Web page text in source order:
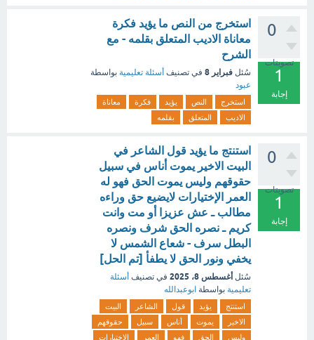
0
تصويتات
1
إجابة
استخرج من النص ما يؤيد فكرة
معاناة الاديب المتعلق بقلمه - مع
الشرح
سُئل فبراير 8 في تصنيف أسئلة تعليمية بواسطة
عبود
استخرج النص يؤيد فكرة
معاناة
الاديب
المتعلق بقلمه
0
تصويتات
1
إجابة
استنتج ما يؤيد قول الشاعر في
البيت الاخير يموت أناس في سبيل
حقوقهم وليس يموت الحق فهو له
العمر الإختيارات لايضيع حق وراءه
مطالب ـ عش عزيزا أو مت وانت
كريم ـ نصره الحق شرف ونصره
البطل سرف - شعاع الشمس لا
يخفي ونور الحق لا يطفأ [تم الحل]
سُئل أغسطس 8، 2025 في تصنيف أسئلة
تعليمية بواسطة ابوعبدالله
استنتج يؤيد قول الشاعر
البيت
الاخير
يموت أناس سبيل
حقوقهم
وليس
الحق فهو العمر الإختيارات